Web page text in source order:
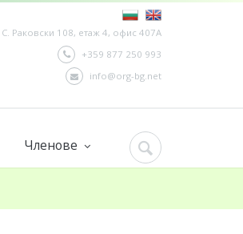
С. Раковски 108, етаж 4, офис 407А
+359 877 250 993
info@org-bg.net
Членове